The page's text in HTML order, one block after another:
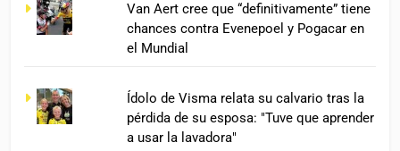
Van Aert cree que “definitivamente” tiene
chances contra Evenepoel y Pogacar en
el Mundial
Ídolo de Visma relata su calvario tras la
pérdida de su esposa: "Tuve que aprender
a usar la lavadora"